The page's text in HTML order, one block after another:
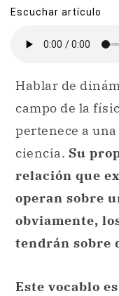
Escuchar artículo
Hablar de
campo de la
pertenece a
ciencia. Su
relación que
operan sobre
obviamente,
tendrán sobre
Este vocablo